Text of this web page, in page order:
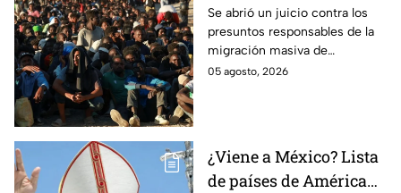
Son acusados de
provocar éxodo de más
de 70 mil personas
Se abrió un juicio contra los
presuntos responsables de la
migración masiva de
Marruecos a España en la
05 agosto, 2026
¿Viene a México? Lista
de países de América